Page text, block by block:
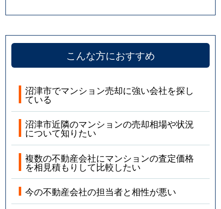
こんな方におすすめ
沼津市でマンション売却に強い会社を探し
ている
沼津市近隣のマンションの売却相場や状況
について知りたい
複数の不動産会社にマンションの査定価格
を相見積もりして比較したい
今の不動産会社の担当者と相性が悪い